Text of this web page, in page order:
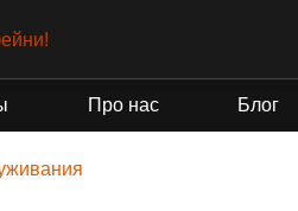
Про нас Блог